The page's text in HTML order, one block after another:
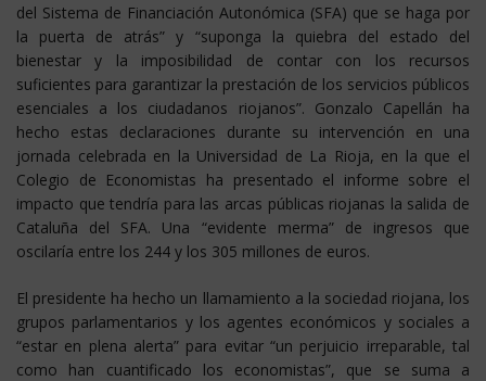
del Sistema de Financiación Autonómica (SFA) que se haga por
la puerta de atrás” y “suponga la quiebra del estado del
bienestar y la imposibilidad de contar con los recursos
suficientes para garantizar la prestación de los servicios públicos
esenciales a los ciudadanos riojanos”. Gonzalo Capellán ha
hecho estas declaraciones durante su intervención en una
jornada celebrada en la Universidad de La Rioja, en la que el
Colegio de Economistas ha presentado el informe sobre el
impacto que tendría para las arcas públicas riojanas la salida de
Cataluña del SFA. Una “evidente merma” de ingresos que
oscilaría entre los 244 y los 305 millones de euros.
El presidente ha hecho un llamamiento a la sociedad riojana, los
grupos parlamentarios y los agentes económicos y sociales a
“estar en plena alerta” para evitar “un perjuicio irreparable, tal
como han cuantificado los economistas”, que se suma a